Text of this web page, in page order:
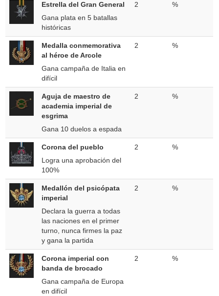
Estrella del Gran General
Gana plata en 5 batallas
históricas
2 %
Medalla conmemorativa
al héroe de Arcole
Gana campaña de Italia en
difícil
2 %
Aguja de maestro de
academia imperial de
esgrima
Gana 10 duelos a espada
2 %
Corona del pueblo
Logra una aprobación del
100%
2 %
Medallón del psicópata
imperial
Declara la guerra a todas
las naciones en el primer
turno, nunca firmes la paz
y gana la partida
2 %
Corona imperial con
banda de brocado
Gana campaña de Europa
en difícil
2 %